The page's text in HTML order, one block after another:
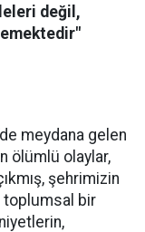
değil,
meydana gelen
ölümlü olaylar,
şehrimizin
toplumsal bir